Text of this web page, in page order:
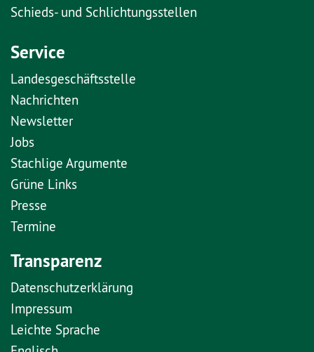
Schieds- und Schlichtungsstellen
Service
Landesgeschäftsstelle
Nachrichten
Newsletter
Jobs
Stachlige Argumente
Grüne Links
Presse
Termine
Transparenz
Datenschutzerklärung
Impressum
Leichte Sprache